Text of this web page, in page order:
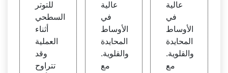
للتوتر
السطحي
أثناء
العملية
وقد
تتراوح
عالية
في
الأوساط
المحايدة
والقلوية.
مع
عالية
في
الأوساط
المحايدة
والقلوية.
مع